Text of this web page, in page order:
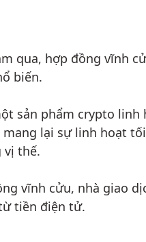
qua, hợp đồng vĩnh
biến.
sản phẩm crypto
lại sự linh hoạt
vị thế.
vĩnh cửu, nhà giao
tiền điện tử.